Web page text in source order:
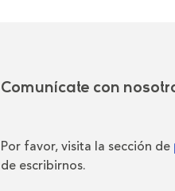
Comunícate con
Por favor, visita la sección de
de escribirnos.